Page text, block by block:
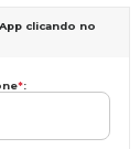
clicando no
*: